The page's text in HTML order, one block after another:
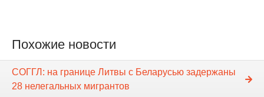
Похожие новости
СОГГЛ: на границе Литвы с Беларусью задержаны
28 нелегальных мигрантов